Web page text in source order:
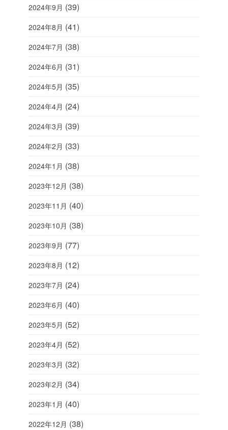
2024年9月 (39)
2024年8月 (41)
2024年7月 (38)
2024年6月 (31)
2024年5月 (35)
2024年4月 (24)
2024年3月 (39)
2024年2月 (33)
2024年1月 (38)
2023年12月 (38)
2023年11月 (40)
2023年10月 (38)
2023年9月 (77)
2023年8月 (12)
2023年7月 (24)
2023年6月 (40)
2023年5月 (52)
2023年4月 (52)
2023年3月 (32)
2023年2月 (34)
2023年1月 (40)
2022年12月 (38)